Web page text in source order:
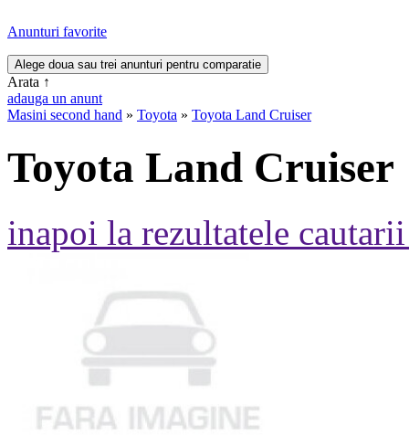
Anunturi favorite
Arata ↑
adauga un anunt
Masini second hand » Toyota » Toyota Land Cruiser
Toyota Land Cruiser
inapoi la rezultatele